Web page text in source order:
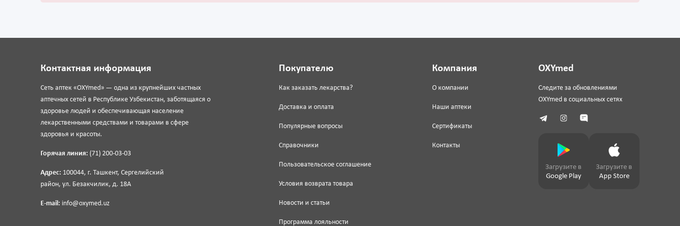
Контактная информация
Сеть аптек «OXYmed» — одна из крупнейших частных
аптечных сетей в Республике Узбекистан, заботящаяся о
здоровье людей и обеспечивающая население
лекарственными средствами и товарами в сфере
здоровья и красоты.
Горячая линия: (71) 200-03-03
Адрес: 100044, г. Ташкент, Сергелийский
район, ул. Безакчилик, д. 18А
E-mail: info@oxymed.uz
Покупателю
Как заказать лекарства?
Доставка и оплата
Популярные вопросы
Справочники
Пользовательское соглашение
Условия возврата товара
Новости и статьи
Программа лояльности
Компания
О компании
Наши аптеки
Сертификаты
Контакты
OXYmed
Следите за обновлениями
OXYmed в социальных сетях
Загрузите в
Google Play
Загрузите в
App Store